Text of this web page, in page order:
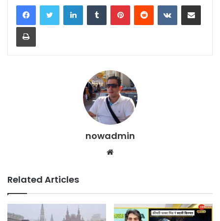
LinkedInTumblr PinterestReddit VKontakteShare via Email
Print
nowadmin
Website
Related Articles